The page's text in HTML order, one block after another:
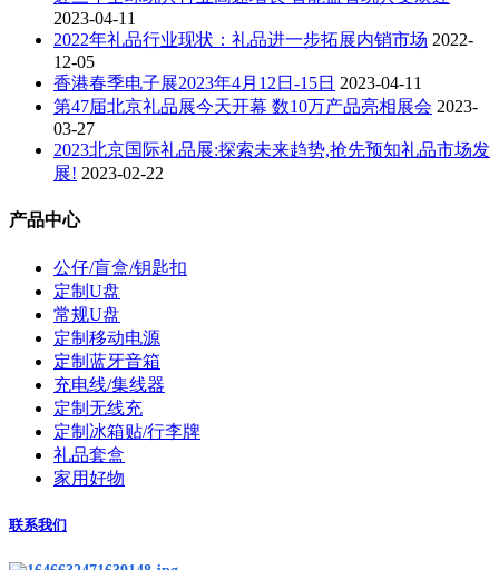
2023-04-11
2022年礼品行业现状：礼品进一步拓展内销市场 2022-
12-05
香港春季电子展2023年4月12日-15日 2023-04-11
第47届北京礼品展今天开幕 数10万产品亮相展会 2023-
03-27
2023北京国际礼品展:探索未来趋势,抢先预知礼品市场发
展! 2023-02-22
产品中心
公仔/盲盒/钥匙扣
定制U盘
常规U盘
定制移动电源
定制蓝牙音箱
充电线/集线器
定制无线充
定制冰箱贴/行李牌
礼品套盒
家用好物
联系我们